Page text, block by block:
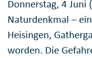
Donnerstag, 4 Juni
Naturdenkmal –
Heisingen,
worden. Die